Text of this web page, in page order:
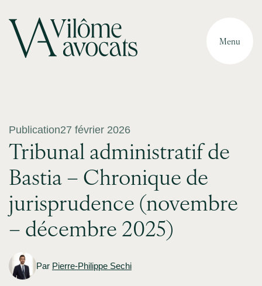
Menu
Publication27 février 2026
Tribunal administratif de
Bastia – Chronique de
jurisprudence (novembre
– décembre 2025)
Par Pierre-Philippe Sechi